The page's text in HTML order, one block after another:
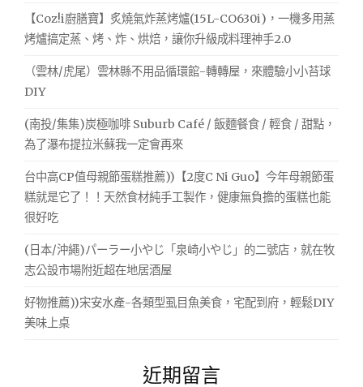
【Coz!i廚膳寶】炙燒氣炸蒸烤爐(15L-CO630i)，一機多用蒸
烤爐搞定蒸、烤、炸、烘焙，讓你升級成料理神手2.0
（雲林/虎尾）雲林縣不用品循環館-轉轉屋，來體驗小小苔球
DIY
(南投/集集)炭極咖啡 Suburb Café / 飯麵餐食 / 輕食 / 甜點，
為了瀑布提拉米蘇我一定會再來
台中高CP值母親節蛋糕推薦))【2度C Ni Guo】今年母親節蛋
糕就是它了！！天然食材純手工製作，健康無負擔的蛋糕也能
很好吃
(日本/沖繩)パーラー小やじ「泉崎小やじ」的二號店，就在牧
志公設市場附近超在地居酒屋
好物推薦))宋安水產-各類型虱目魚美食，宅配到府，輕鬆DIY
美味上桌
近期留言